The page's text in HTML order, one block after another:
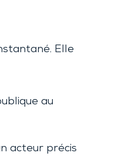
Elle
au
acteur précis